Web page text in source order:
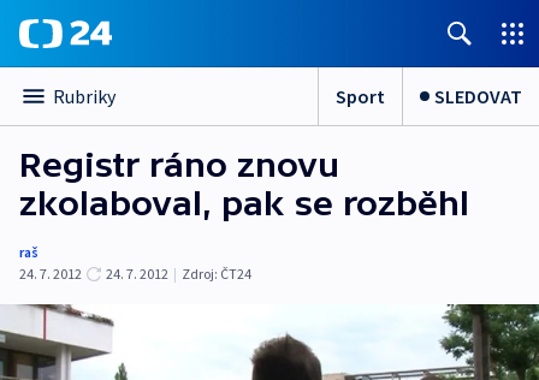
Rubriky Sport SLEDOVAT
Registr ráno znovu
zkolaboval, pak se rozběhl
raš
24. 7. 2012
24. 7. 2012 | Zdroj: ČT24